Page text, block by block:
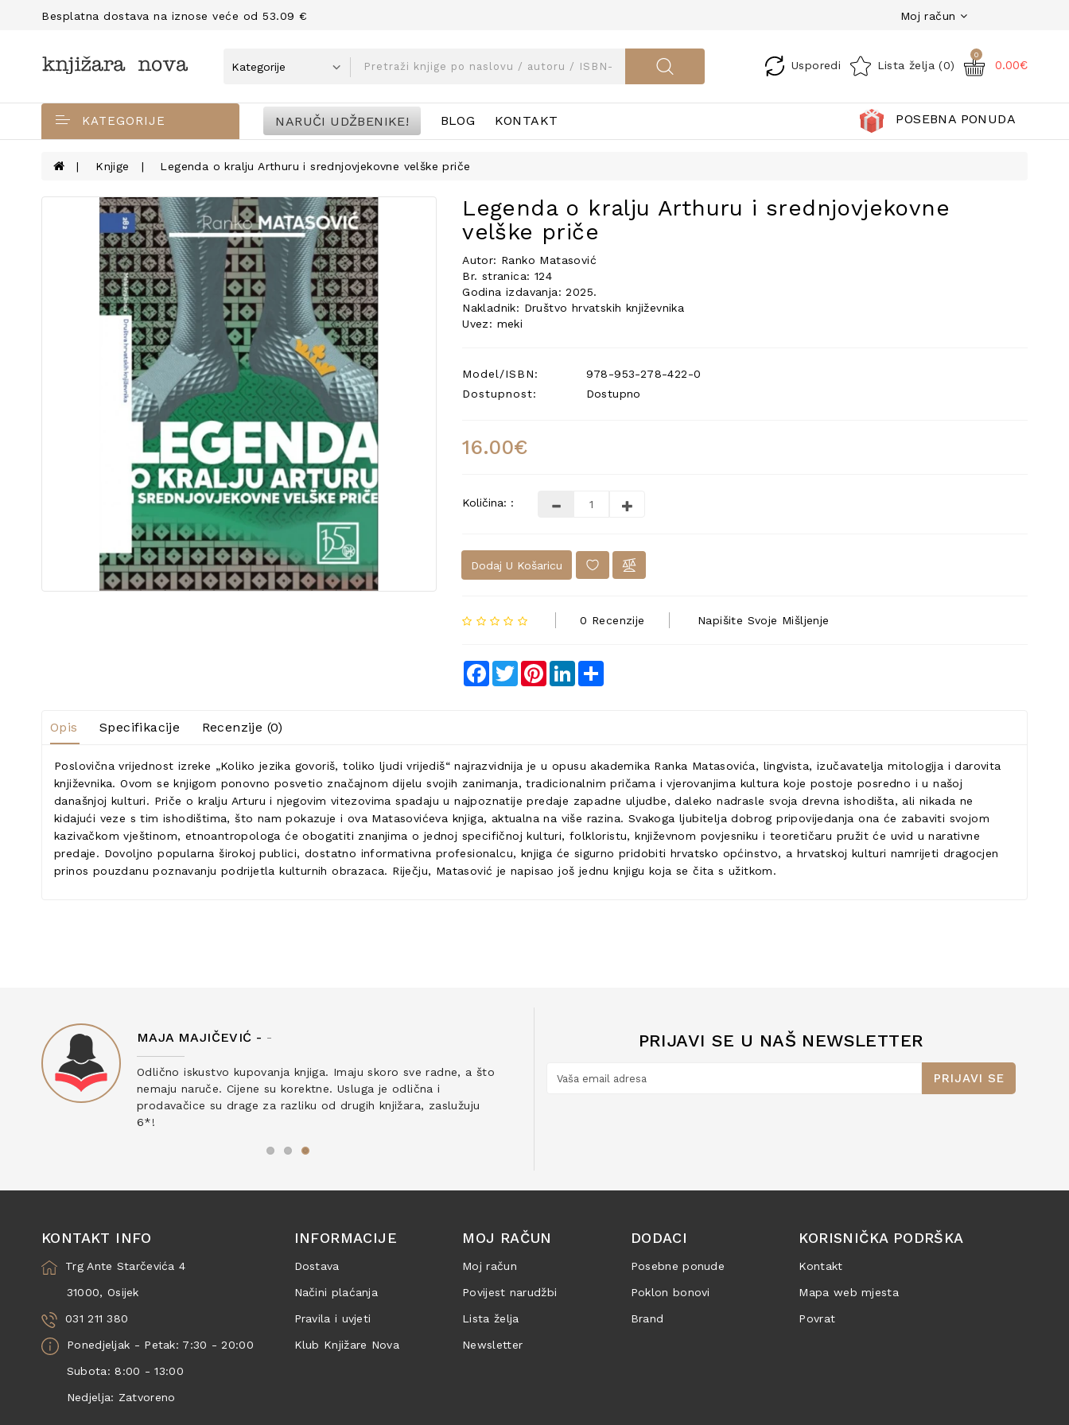
Besplatna dostava na iznose veće od 53.09 € Moj račun
Usporedi Lista želja (0)
0
0.00€
KATEGORIJE NARUČI UDŽBENIKE! BLOG KONTAKT POSEBNA PONUDA
Knjige Legenda o kralju Arthuru i srednjovjekovne velške priče
Legenda o kralju Arthuru i srednjovjekovne
velške priče
Autor: Ranko Matasović
Br. stranica: 124
Godina izdavanja: 2025.
Nakladnik: Društvo hrvatskih književnika
Uvez: meki
Model/ISBN:
978-953-278-422-0
Dostupnost:
Dostupno
16.00€
Količina: :
Dodaj U Košaricu
0 Recenzije Napišite Svoje Mišljenje
Facebook
TwitterPinterestLinkedIn
Opis Specifikacije Recenzije (0)
Poslovična vrijednost izreke „Koliko jezika govoriš, toliko ljudi vrijediš“ najrazvidnija je u opusu akademika Ranka Matasovića, lingvista, izučavatelja mitologija i darovita
književnika. Ovom se knjigom ponovno posvetio značajnom dijelu svojih zanimanja, tradicionalnim pričama i vjerovanjima kultura koje postoje posredno i u našoj
današnjoj kulturi. Priče o kralju Arturu i njegovim vitezovima spadaju u najpoznatije predaje zapadne uljudbe, daleko nadrasle svoja drevna ishodišta, ali nikada ne
kidajući veze s tim ishodištima, što nam pokazuje i ova Matasovićeva knjiga, aktualna na više razina. Svakoga ljubitelja dobrog pripovijedanja ona će zabaviti svojom
kazivačkom vještinom, etnoantropologa će obogatiti znanjima o jednoj specifičnoj kulturi, folkloristu, književnom povjesniku i teoretičaru pružit će uvid u narativne
predaje. Dovoljno popularna širokoj publici, dostatno informativna profesionalcu, knjiga će sigurno pridobiti hrvatsko općinstvo, a hrvatskoj kulturi namrijeti dragocjen
prinos pouzdanu poznavanju podrijetla kulturnih obrazaca. Riječju, Matasović je napisao još jednu knjigu koja se čita s užitkom.
MAJA MAJIČEVIĆ - -
Odlično iskustvo kupovanja knjiga. Imaju skoro sve radne, a što
nemaju naruče. Cijene su korektne. Usluga je odlična i
prodavačice su drage za razliku od drugih knjižara, zaslužuju
6*!
PRIJAVI SE U NAŠ NEWSLETTER
PRIJAVI SE
KONTAKT INFO
Trg Ante Starčevića 4
31000, Osijek
031 211 380
Ponedjeljak - Petak: 7:30 - 20:00
Subota: 8:00 - 13:00
Nedjelja: Zatvoreno
INFORMACIJE
Dostava
Načini plaćanja
Pravila i uvjeti
Klub Knjižare Nova
MOJ RAČUN
Moj račun
Povijest narudžbi
Lista želja
Newsletter
DODACI
Posebne ponude
Poklon bonovi
Brand
KORISNIČKA PODRŠKA
Kontakt
Mapa web mjesta
Povrat